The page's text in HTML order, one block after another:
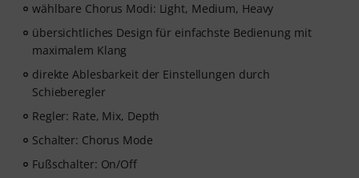
wählbare Chorus Modi: Light, Medium, Heavy
übersichtliches Design für einfachste Bedienung mit
maximalem Klang
direkte Ablesbarkeit der Einstellungen durch
Schieberegler
Regler: Rate, Mix, Depth
Schalter: Chorus Mode
Fußschalter: On/Off